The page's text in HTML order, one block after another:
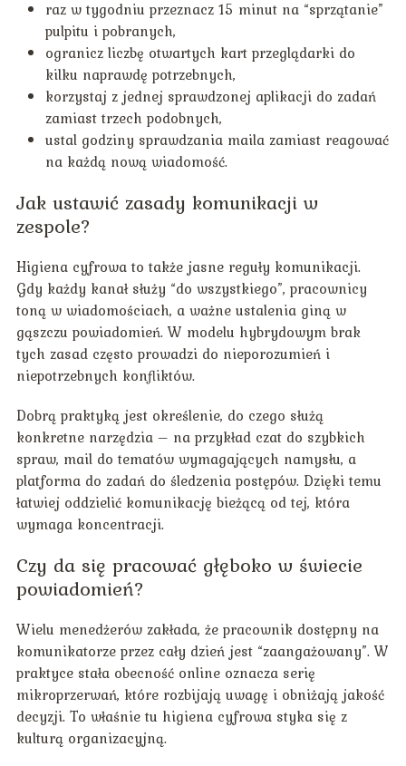
raz w tygodniu przeznacz 15 minut na “sprzątanie”
pulpitu i pobranych,
ogranicz liczbę otwartych kart przeglądarki do
kilku naprawdę potrzebnych,
korzystaj z jednej sprawdzonej aplikacji do zadań
zamiast trzech podobnych,
ustal godziny sprawdzania maila zamiast reagować
na każdą nową wiadomość.
Jak ustawić zasady komunikacji w
zespole?
Higiena cyfrowa to także jasne reguły komunikacji.
Gdy każdy kanał służy “do wszystkiego”, pracownicy
toną w wiadomościach, a ważne ustalenia giną w
gąszczu powiadomień. W modelu hybrydowym brak
tych zasad często prowadzi do nieporozumień i
niepotrzebnych konfliktów.
Dobrą praktyką jest określenie, do czego służą
konkretne narzędzia – na przykład czat do szybkich
spraw, mail do tematów wymagających namysłu, a
platforma do zadań do śledzenia postępów. Dzięki temu
łatwiej oddzielić komunikację bieżącą od tej, która
wymaga koncentracji.
Czy da się pracować głęboko w świecie
powiadomień?
Wielu menedżerów zakłada, że pracownik dostępny na
komunikatorze przez cały dzień jest “zaangażowany”. W
praktyce stała obecność online oznacza serię
mikroprzerwań, które rozbijają uwagę i obniżają jakość
decyzji. To właśnie tu higiena cyfrowa styka się z
kulturą organizacyjną.